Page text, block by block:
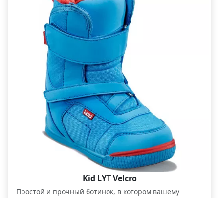
Kid LYT Velcro
Простой и прочный ботинок, в котором вашему